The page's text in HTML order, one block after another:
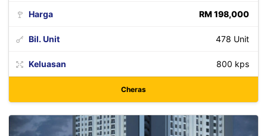
Harga RM 198,000
Bil. Unit 478 Unit
Keluasan 800 kps
Cheras